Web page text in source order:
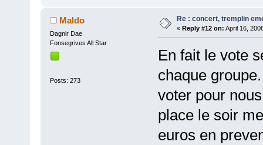
Maldo
Dagnir Dae
Fonsegrives All Star
Posts: 273
Re : concert, tremplin
« Reply #12 on: April 16,
En fait le vote
chaque
voter pour
place le soir
euros en